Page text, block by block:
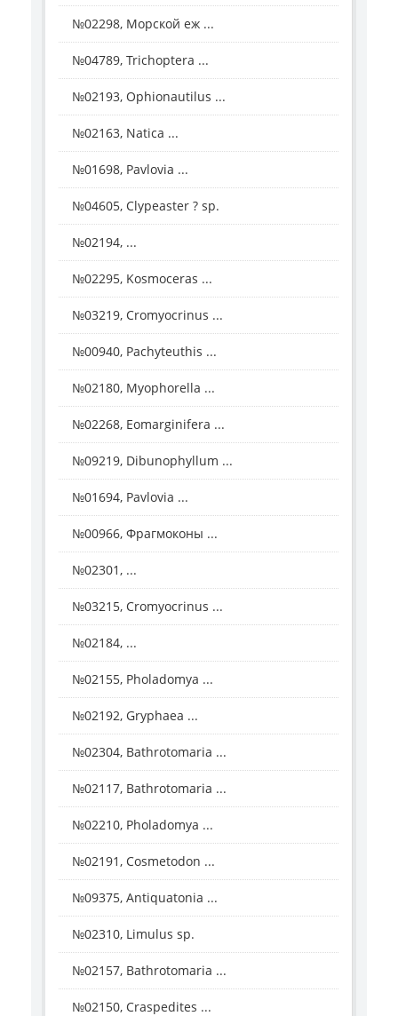
№02298, Морской еж ...
№04789, Trichoptera ...
№02193, Ophionautilus ...
№02163, Natica ...
№01698, Pavlovia ...
№04605, Clypeaster ? sp.
№02194, ...
№02295, Kosmoceras ...
№03219, Cromyocrinus ...
№00940, Pachyteuthis ...
№02180, Myophorella ...
№02268, Eomarginifera ...
№09219, Dibunophyllum ...
№01694, Pavlovia ...
№00966, Фрагмоконы ...
№02301, ...
№03215, Cromyocrinus ...
№02184, ...
№02155, Pholadomya ...
№02192, Gryphaea ...
№02304, Bathrotomaria ...
№02117, Bathrotomaria ...
№02210, Pholadomya ...
№02191, Cosmetodon ...
№09375, Antiquatonia ...
№02310, Limulus sp.
№02157, Bathrotomaria ...
№02150, Craspedites ...